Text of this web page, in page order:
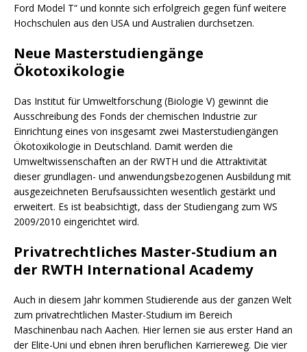
Ford Model T“ und konnte sich erfolgreich gegen fünf weitere
Hochschulen aus den USA und Australien durchsetzen.
Neue Masterstudiengänge
Ökotoxikologie
Das Institut für Umweltforschung (Biologie V) gewinnt die
Ausschreibung des Fonds der chemischen Industrie zur
Einrichtung eines von insgesamt zwei Masterstudiengängen
Ökotoxikologie in Deutschland. Damit werden die
Umweltwissenschaften an der RWTH und die Attraktivität
dieser grundlagen- und anwendungsbezogenen Ausbildung mit
ausgezeichneten Berufsaussichten wesentlich gestärkt und
erweitert. Es ist beabsichtigt, dass der Studiengang zum WS
2009/2010 eingerichtet wird.
Privatrechtliches Master-Studium an
der RWTH International Academy
Auch in diesem Jahr kommen Studierende aus der ganzen Welt
zum privatrechtlichen Master-Studium im Bereich
Maschinenbau nach Aachen. Hier lernen sie aus erster Hand an
der Elite-Uni und ebnen ihren beruflichen Karriereweg. Die vier